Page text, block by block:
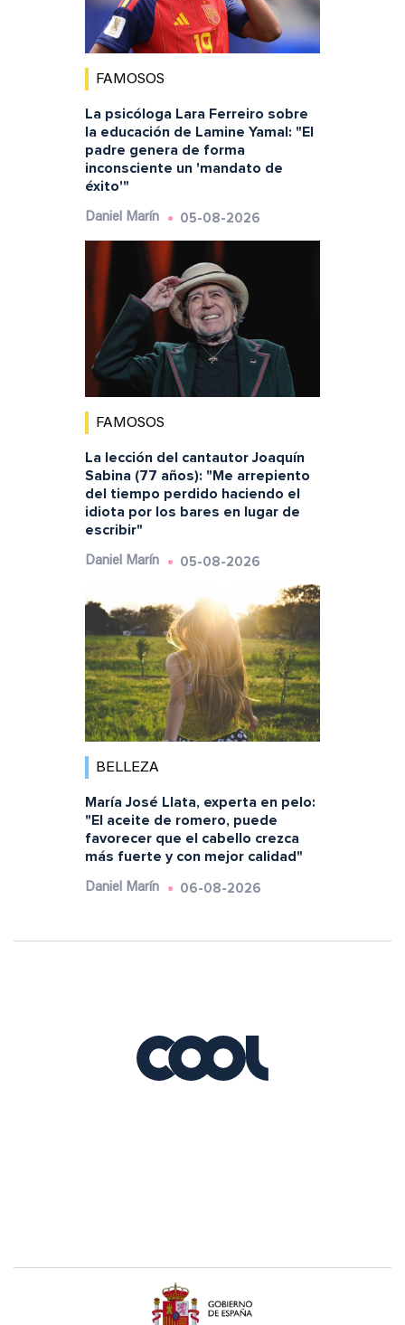
FAMOSOS
La psicóloga Lara Ferreiro sobre
la educación de Lamine Yamal: "El
padre genera de forma
inconsciente un 'mandato de
éxito'"
Daniel Marín 05-08-2026
FAMOSOS
La lección del cantautor Joaquín
Sabina (77 años): "Me arrepiento
del tiempo perdido haciendo el
idiota por los bares en lugar de
escribir"
Daniel Marín 05-08-2026
BELLEZA
María José Llata, experta en pelo:
"El aceite de romero, puede
favorecer que el cabello crezca
más fuerte y con mejor calidad"
Daniel Marín 06-08-2026